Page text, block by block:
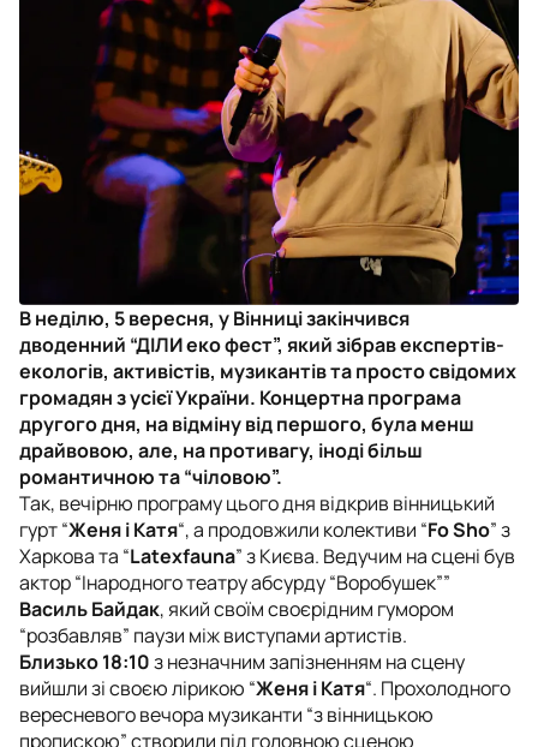
В неділю, 5 вересня, у Вінниці закінчився
дводенний “ДІЛИ еко фест”, який зібрав експертів-
екологів, активістів, музикантів та просто свідомих
громадян з усієї України. Концертна програма
другого дня, на відміну від першого, була менш
драйвовою, але, на противагу, іноді більш
романтичною та “чіловою”.
Так, вечірню програму цього дня відкрив вінницький
гурт “Женя і Катя“, а продовжили колективи “Fo Sho” з
Харкова та “Latexfauna” з Києва. Ведучим на сцені був
актор “Інародного театру абсурду “Воробушек””
Василь Байдак, який своїм своєрідним гумором
“розбавляв” паузи між виступами артистів.
Близько 18:10з незначним запізненням на сцену
вийшли зі своєю лірикою “Женя і Катя“. Прохолодного
вересневого вечора музиканти “з вінницькою
пропискою” створили під головною сценою